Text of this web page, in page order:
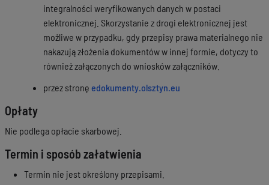
integralności weryfikowanych danych w postaci
elektronicznej. Skorzystanie z drogi elektronicznej jest
możliwe w przypadku, gdy przepisy prawa materialnego nie
nakazują złożenia dokumentów w innej formie, dotyczy to
również załączonych do wniosków załączników.
przez stronę edokumenty.olsztyn.eu
Opłaty
Nie podlega opłacie skarbowej.
Termin i sposób załatwienia
Termin nie jest określony przepisami.